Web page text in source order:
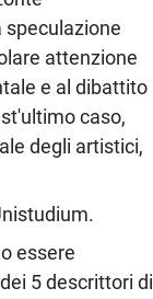
attenzione
e al dibattito
caso,
degli artistici,
essere
5 descrittori di